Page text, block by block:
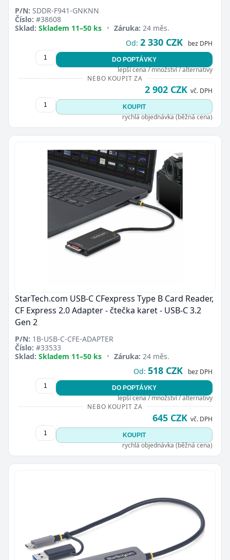
P/N: SDDR-F941-GNKNN
Číslo: #38608
Sklad: Skladem 11–50 ks • Záruka: 24 měs.
Od: 2 330 CZK bez DPH
DO POPTÁVKY
lepší cena / množství / alternativy
NEBO KOUPIT ZA
2 902 CZK vč. DPH
KOUPIT
rychlá objednávka (běžná cena)
StarTech.com USB-C CFexpress Type B Card Reader,
CF Express 2.0 Adapter - čtečka karet - USB-C 3.2
Gen 2
P/N: 1B-USB-C-CFE-ADAPTER
Číslo: #33533
Sklad: Skladem 11–50 ks • Záruka: 24 měs.
Od: 518 CZK bez DPH
DO POPTÁVKY
lepší cena / množství / alternativy
NEBO KOUPIT ZA
645 CZK vč. DPH
KOUPIT
rychlá objednávka (běžná cena)